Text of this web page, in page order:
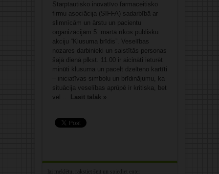
Starptautisko inovatīvo farmaceitisko
firmu asociācija (SIFFA) sadarbībā ar
slimnīcām un ārstu un pacientu
organizācijām 5. martā rīkos publisku
akciju “Klusuma brīdis”. Veselības
nozares darbinieki un saistītās personas
šajā dienā plkst. 11.00 ir aicināti ieturēt
minūti klusuma un pacelt dzelteno kartīti
– iniciatīvas simbolu un brīdinājumu, ka
situācija veselības aprūpē ir kritiska, bet
vēl ... Lasīt tālāk »